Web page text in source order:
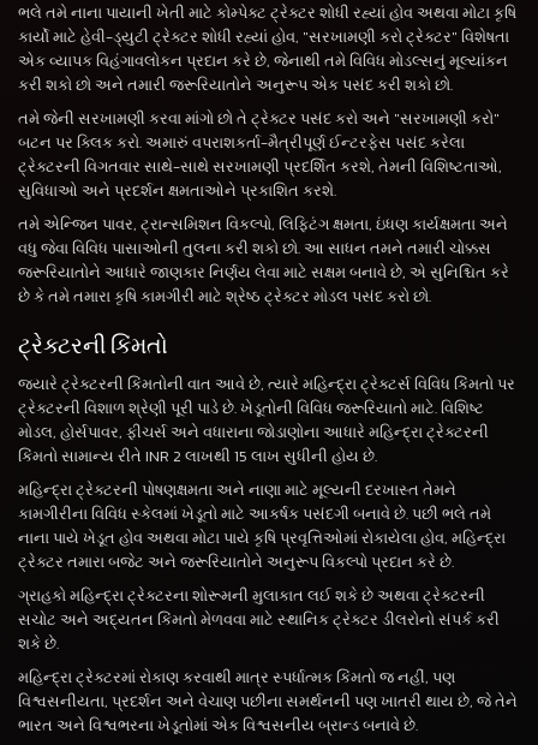
ભલે તમે નાના પાયાની ખેતી માટે કોમ્પેક્ટ ટ્રેક્ટર શોધી રહ્યાં હોવ અથવા મોટા કૃષિ
કાર્યો માટે હેવી-ડ્યુટી ટ્રેક્ટર શોધી રહ્યાં હોવ, "સરખામણી કરો ટ્રેક્ટર" વિશેષતા
એક વ્યાપક વિહંગાવલોકન પ્રદાન કરે છે, જેનાથી તમે વિવિધ મોડલ્સનું મૂલ્યાંકન
કરી શકો છો અને તમારી જરૂરિયાતોને અનુરૂપ એક પસંદ કરી શકો છો.
તમે જેની સરખામણી કરવા માંગો છો તે ટ્રેક્ટર પસંદ કરો અને "સરખામણી કરો"
બટન પર ક્લિક કરો. અમારું વપરાશકર્તા-મૈત્રીપૂર્ણ ઈન્ટરફેસ પસંદ કરેલા
ટ્રેક્ટરની વિગતવાર સાથે-સાથે સરખામણી પ્રદર્શિત કરશે, તેમની વિશિષ્ટતાઓ,
સુવિધાઓ અને પ્રદર્શન ક્ષમતાઓને પ્રકાશિત કરશે.
તમે એન્જિન પાવર, ટ્રાન્સમિશન વિકલ્પો, લિફ્ટિંગ ક્ષમતા, ઇંધણ કાર્યક્ષમતા અને
વધુ જેવા વિવિધ પાસાઓની તુલના કરી શકો છો. આ સાધન તમને તમારી ચોક્કસ
જરૂરિયાતોને આધારે જાણકાર નિર્ણય લેવા માટે સક્ષમ બનાવે છે, એ સુનિશ્ચિત કરે
છે કે તમે તમારા કૃષિ કામગીરી માટે શ્રેષ્ઠ ટ્રેક્ટર મોડલ પસંદ કરો છો.
ટ્રેક્ટરની કિંમતો
જ્યારે ટ્રેક્ટરની કિંમતોની વાત આવે છે, ત્યારે મહિન્દ્રા ટ્રેક્ટર્સ વિવિધ કિંમતો પર
ટ્રેક્ટરની વિશાળ શ્રેણી પૂરી પાડે છે. ખેડૂતોની વિવિધ જરૂરિયાતો માટે. વિશિષ્ટ
મોડલ, હોર્સપાવર, ફીચર્સ અને વધારાના જોડાણોના આધારે મહિન્દ્રા ટ્રેક્ટરની
કિંમતો સામાન્ય રીતે INR 2 લાખથી 15 લાખ સુધીની હોય છે.
મહિન્દ્રા ટ્રેક્ટરની પોષણક્ષમતા અને નાણા માટે મૂલ્યની દરખાસ્ત તેમને
કામગીરીના વિવિધ સ્કેલમાં ખેડૂતો માટે આકર્ષક પસંદગી બનાવે છે. પછી ભલે તમે
નાના પાયે ખેડૂત હોવ અથવા મોટા પાયે કૃષિ પ્રવૃત્તિઓમાં રોકાયેલા હોવ, મહિન્દ્રા
ટ્રેક્ટર તમારા બજેટ અને જરૂરિયાતોને અનુરૂપ વિકલ્પો પ્રદાન કરે છે.
ગ્રાહકો મહિન્દ્રા ટ્રેક્ટરના શોરૂમની મુલાકાત લઈ શકે છે અથવા ટ્રેક્ટરની
સચોટ અને અદ્યતન કિંમતો મેળવવા માટે સ્થાનિક ટ્રેક્ટર ડીલરોનો સંપર્ક કરી
શકે છે.
મહિન્દ્રા ટ્રેક્ટરમાં રોકાણ કરવાથી માત્ર સ્પર્ધાત્મક કિંમતો જ નહીં, પણ
વિશ્વસનીયતા, પ્રદર્શન અને વેચાણ પછીના સમર્થનની પણ ખાતરી થાય છે, જે તેને
ભારત અને વિશ્વભરના ખેડૂતોમાં એક વિશ્વસનીય બ્રાન્ડ બનાવે છે.